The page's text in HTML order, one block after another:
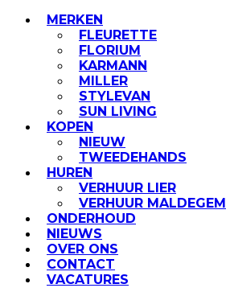
MERKEN
FLEURETTE
FLORIUM
KARMANN
MILLER
STYLEVAN
SUN LIVING
KOPEN
NIEUW
TWEEDEHANDS
HUREN
VERHUUR LIER
VERHUUR MALDEGEM
ONDERHOUD
NIEUWS
OVER ONS
CONTACT
VACATURES